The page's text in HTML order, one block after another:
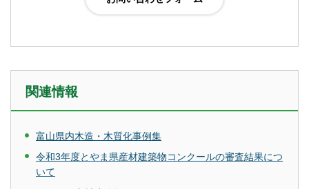
関連情報
富山県内木造・木質化事例集
令和3年度とやま県産材建築物コンクールの審査結果につ
いて